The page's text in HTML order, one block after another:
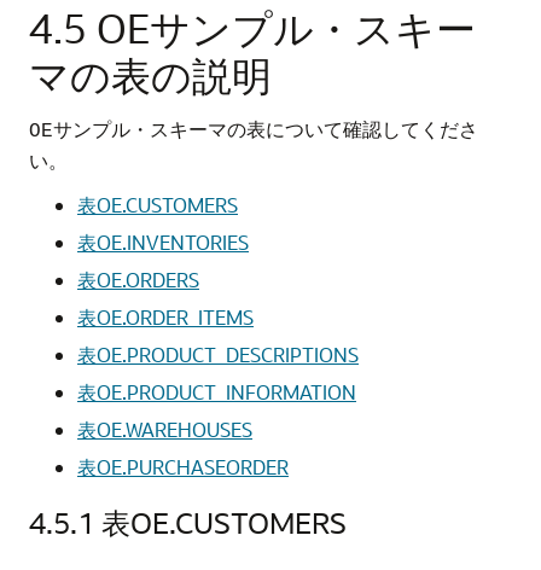
4.5 OEサンプル・スキー
マの表の説明
OEサンプル・スキーマの表について確認してくださ
い。
表OE.CUSTOMERS
表OE.INVENTORIES
表OE.ORDERS
表OE.ORDER_ITEMS
表OE.PRODUCT_DESCRIPTIONS
表OE.PRODUCT_INFORMATION
表OE.WAREHOUSES
表OE.PURCHASEORDER
4.5.1 表OE.CUSTOMERS